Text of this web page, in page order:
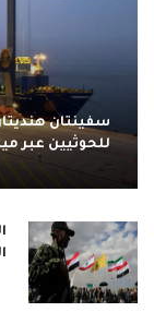
سفينتان
للحوثيين عبر